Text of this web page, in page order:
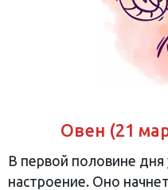
Овен (21
В первой половине дня
настроение. Оно